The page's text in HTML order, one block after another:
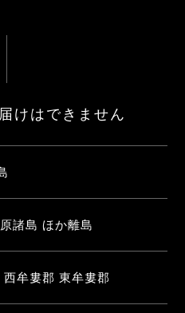
けはできません
諸島 ほか離島
牟婁郡 東牟婁郡